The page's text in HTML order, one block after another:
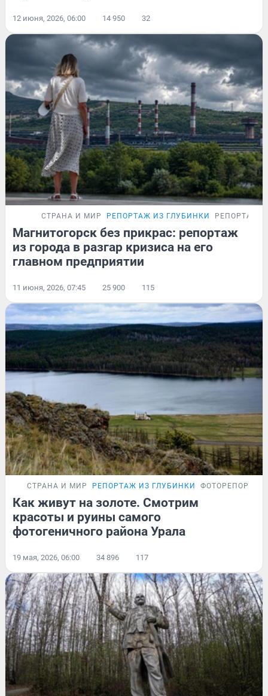
12 июня, 2026, 06:00 14 950 32
СТРАНА И МИР РЕПОРТАЖ ИЗ ГЛУБИНКИ РЕПОРТАЖ
Магнитогорск без прикрас: репортаж
из города в разгар кризиса на его
главном предприятии
11 июня, 2026, 07:45 25 900 115
СТРАНА И МИР РЕПОРТАЖ ИЗ ГЛУБИНКИ ФОТОРЕПОРТАЖ
Как живут на золоте. Смотрим
красоты и руины самого
фотогеничного района Урала
19 мая, 2026, 06:00 34 896 117